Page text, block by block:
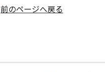
前のページへ戻る